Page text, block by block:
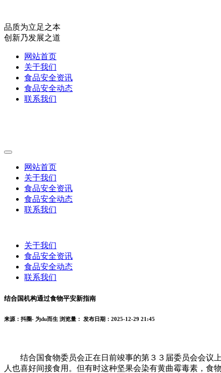
品质为立足之本
创新乃发展之道
网站首页
关于我们
食品安全资讯
食品安全动态
联系我们
网站首页
关于我们
食品安全资讯
食品安全动态
联系我们
关于我们
食品安全资讯
食品安全动态
联系我们
结合国机构通过食物平安新指南
来源：抖圈- 为du而生 浏览量： 发布日期：2025-12-29 21:45
结合国食物委员会正在日前竣事的第３３届委员会会议上
人也喜好间接食用。但有时这种坚果会染有黄曲霉毒素，